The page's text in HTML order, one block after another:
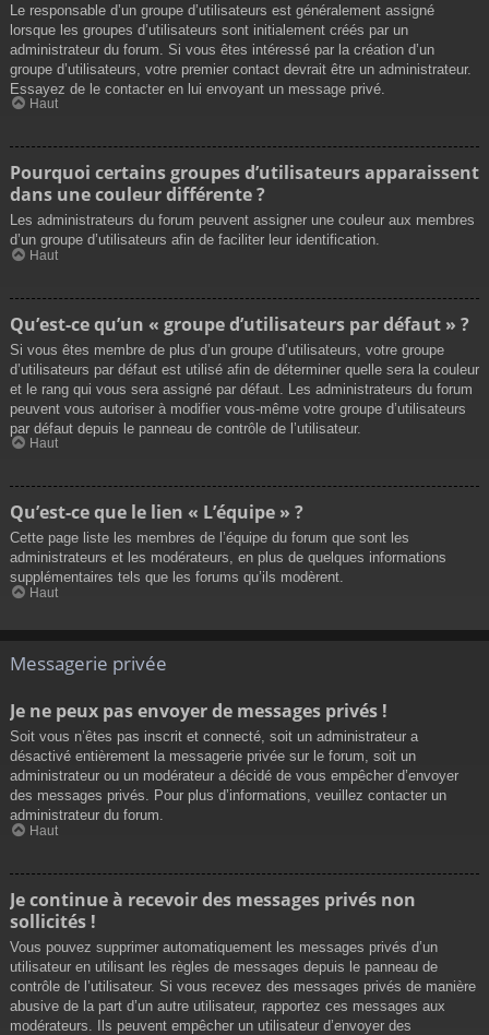
Le responsable d’un groupe d’utilisateurs est généralement assigné
lorsque les groupes d’utilisateurs sont initialement créés par un
administrateur du forum. Si vous êtes intéressé par la création d’un
groupe d’utilisateurs, votre premier contact devrait être un administrateur.
Essayez de le contacter en lui envoyant un message privé.
Haut
Pourquoi certains groupes d’utilisateurs apparaissent
dans une couleur différente ?
Les administrateurs du forum peuvent assigner une couleur aux membres
d’un groupe d’utilisateurs afin de faciliter leur identification.
Haut
Qu’est-ce qu’un « groupe d’utilisateurs par défaut » ?
Si vous êtes membre de plus d’un groupe d’utilisateurs, votre groupe
d’utilisateurs par défaut est utilisé afin de déterminer quelle sera la couleur
et le rang qui vous sera assigné par défaut. Les administrateurs du forum
peuvent vous autoriser à modifier vous-même votre groupe d’utilisateurs
par défaut depuis le panneau de contrôle de l’utilisateur.
Haut
Qu’est-ce que le lien « L’équipe » ?
Cette page liste les membres de l’équipe du forum que sont les
administrateurs et les modérateurs, en plus de quelques informations
supplémentaires tels que les forums qu’ils modèrent.
Haut
Messagerie privée
Je ne peux pas envoyer de messages privés !
Soit vous n’êtes pas inscrit et connecté, soit un administrateur a
désactivé entièrement la messagerie privée sur le forum, soit un
administrateur ou un modérateur a décidé de vous empêcher d’envoyer
des messages privés. Pour plus d’informations, veuillez contacter un
administrateur du forum.
Haut
Je continue à recevoir des messages privés non
sollicités !
Vous pouvez supprimer automatiquement les messages privés d’un
utilisateur en utilisant les règles de messages depuis le panneau de
contrôle de l’utilisateur. Si vous recevez des messages privés de manière
abusive de la part d’un autre utilisateur, rapportez ces messages aux
modérateurs. Ils peuvent empêcher un utilisateur d’envoyer des